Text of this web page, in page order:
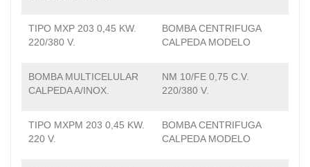
TIPO MXP 203 0,45 KW.
220/380 V.
BOMBA CENTRIFUGA
CALPEDA MODELO
BOMBA MULTICELULAR
CALPEDA A/INOX.
NM 10/FE 0,75 C.V.
220/380 V.
TIPO MXPM 203 0,45 KW.
220 V.
BOMBA CENTRIFUGA
CALPEDA MODELO